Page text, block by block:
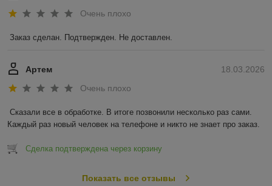
Очень плохо
Заказ сделан. Подтвержден. Не доставлен.
18.03.2026
Артем
Очень плохо
Сказали все в обработке. В итоге позвонили несколько раз сами.
Каждый раз новый человек на телефоне и никто не знает про заказ.
Сделка подтверждена через корзину
Показать все отзывы